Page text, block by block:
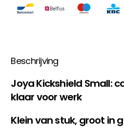
Beschrijving
Joya Kickshield Small:
klaar voor werk
Klein van stuk, groot in